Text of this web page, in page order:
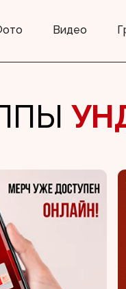
Видео